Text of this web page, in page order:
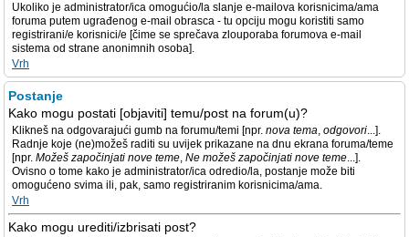
Ukoliko je administrator/ica omogućio/la slanje e-mailova korisnicima/ama
foruma putem ugrađenog e-mail obrasca - tu opciju mogu koristiti samo
registrirani/e korisnici/e [čime se sprečava zlouporaba forumova e-mail
sistema od strane anonimnih osoba].
Vrh
Postanje
Kako mogu postati [objaviti] temu/post na forum(u)?
Klikneš na odgovarajući gumb na forumu/temi [npr. nova tema, odgovori...].
Radnje koje (ne)možeš raditi su uvijek prikazane na dnu ekrana foruma/teme
[npr. Možeš započinjati nove teme, Ne možeš započinjati nove teme...].
Ovisno o tome kako je administrator/ica odredio/la, postanje može biti
omogućeno svima ili, pak, samo registriranim korisnicima/ama.
Vrh
Kako mogu urediti/izbrisati post?